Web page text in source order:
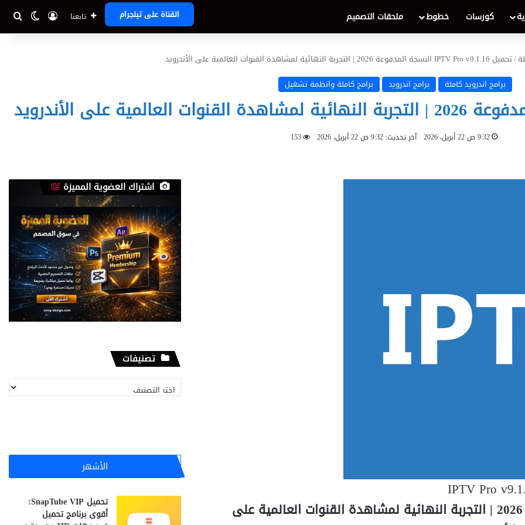
كورسات خطوط ملحقات التصميم القناة على تيلجرام تابعنا تسجيلالوضع
/تحميل IPTV Pro v9.1.16 النسخة المدفوعة 2026 | التجربة النهائية لمشاهدة القنوات العالمية على الأندرويد
برامج اندرويد كاملة
برامج اندرويد برامج كاملة وانظمة تشغيل
9:32 ص 22 أبريل، 2026 آخر تحديث: 9:32 ص 22 أبريل، 2026 153
IPTV Pro
تحميل IPTV Pro v9.1.16 النسخة المدفوعة 2026 | التجربة النهائية لمشاهدة القنوات العالمية على
اشتراك العضوية المميزة
تصنيفات
تصنيفات
الأشهر
تحميل SnapTube VIP:
أقوى برنامج تحميل